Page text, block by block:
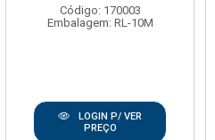
Código: 170003
Embalagem: RL-10M
LOGIN P/ VER
PREÇO